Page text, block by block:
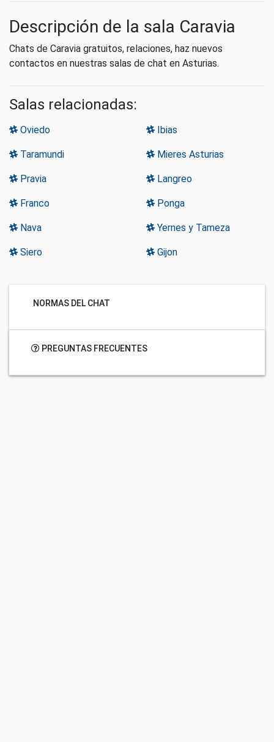
Descripción de la sala Caravia
Chats de Caravia gratuitos, relaciones, haz nuevos
contactos en nuestras salas de chat en Asturias.
Salas relacionadas:
Oviedo Ibias
Taramundi Mieres Asturias
Pravia Langreo
Franco Ponga
Nava Yernes y Tameza
Siero Gijon
NORMAS DEL CHAT
PREGUNTAS FRECUENTES